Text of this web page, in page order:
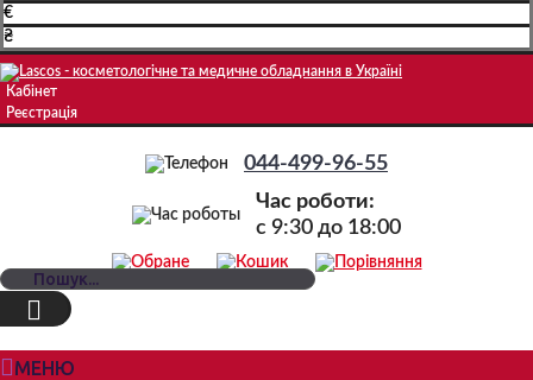
€
₴
Кабінет
Реєстрація
044-499-96-55
Час роботи:
c 9:30 до 18:00
МЕНЮ